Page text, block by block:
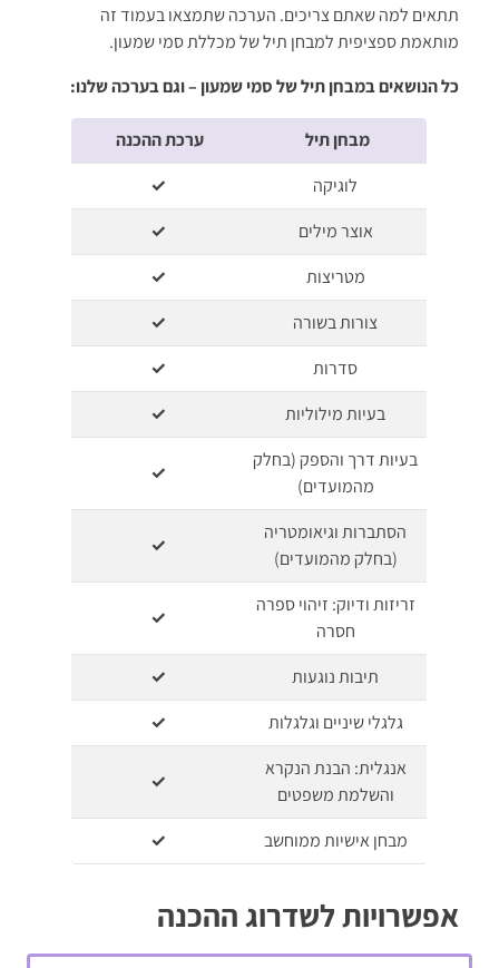
תתאים למה שאתם צריכים. הערכה שתמצאו בעמוד זה
מותאמת ספציפית למבחן תיל של מכללת סמי שמעון.
כל הנושאים במבחן תיל של סמי שמעון – וגם בערכה שלנו:
מבחן תיל
ערכת ההכנה
לוגיקה
✓
אוצר מילים
✓
מטריצות
✓
צורות בשורה
✓
סדרות
✓
בעיות מילוליות
✓
בעיות דרך והספק (בחלק
מהמועדים)
✓
הסתברות וגיאומטריה
(בחלק מהמועדים)
✓
זריזות ודיוק: זיהוי ספרה
חסרה
✓
תיבות נוגעות
✓
גלגלי שיניים וגלגלות
✓
אנגלית: הבנת הנקרא
והשלמת משפטים
✓
מבחן אישיות ממוחשב ✓
אפשרויות לשדרוג ההכנה